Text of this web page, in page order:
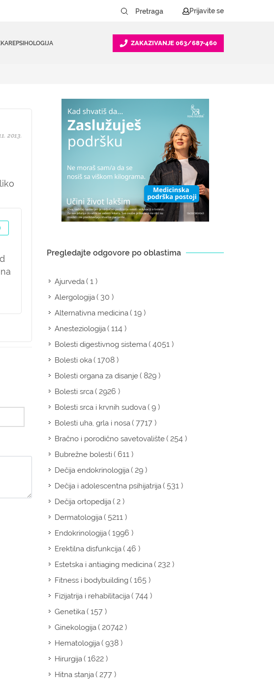
Prijavite se
PSIHOLOGIJA ZAKAZIVANJE 063/687-460
2013.
Pregledajte odgovore po oblastima
Ajurveda( 1 )
Alergologija( 30 )
Alternativna medicina( 19 )
Anesteziologija( 114 )
Bolesti digestivnog sistema( 4051 )
Bolesti oka( 1708 )
Bolesti organa za disanje( 829 )
Bolesti srca( 2926 )
Bolesti srca i krvnih sudova( 9 )
Bolesti uha, grla i nosa( 7717 )
Bračno i porodično savetovalište( 254 )
Bubrežne bolesti( 611 )
Dečija endokrinologija( 29 )
Dečija i adolescentna psihijatrija( 531 )
Dečija ortopedija( 2 )
Dermatologija( 5211 )
Endokrinologija( 1996 )
Erektilna disfunkcija( 46 )
Estetska i antiaging medicina( 232 )
Fitness i bodybuilding( 165 )
Fizijatrija i rehabilitacija( 744 )
Genetika( 157 )
Ginekologija( 20742 )
Hematologija( 938 )
Hirurgija( 1622 )
Hitna stanja( 277 )